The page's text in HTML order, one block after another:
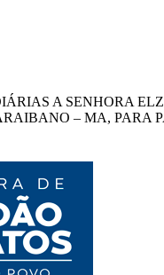
A SENHORA
– MA, PARA